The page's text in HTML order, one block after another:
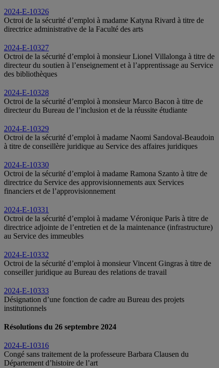
2024-E-10326
Octroi de la sécurité d’emploi à madame Katyna Rivard à titre de
directrice administrative de la Faculté des arts
2024-E-10327
Octroi de la sécurité d’emploi à monsieur Lionel Villalonga à titre de
directeur du soutien à l’enseignement et à l’apprentissage au Service
des bibliothèques
2024-E-10328
Octroi de la sécurité d’emploi à monsieur Marco Bacon à titre de
directeur du Bureau de l’inclusion et de la réussite étudiante
2024-E-10329
Octroi de la sécurité d’emploi à madame Naomi Sandoval-Beaudoin
à titre de conseillère juridique au Service des affaires juridiques
2024-E-10330
Octroi de la sécurité d’emploi à madame Ramona Szanto à titre de
directrice du Service des approvisionnements aux Services
financiers et de l’approvisionnement
2024-E-10331
Octroi de la sécurité d’emploi à madame Véronique Paris à titre de
directrice adjointe de l’entretien et de la maintenance (infrastructure)
au Service des immeubles
2024-E-10332
Octroi de la sécurité d’emploi à monsieur Vincent Gingras à titre de
conseiller juridique au Bureau des relations de travail
2024-E-10333
Désignation d’une fonction de cadre au Bureau des projets
institutionnels
Résolutions du 26 septembre 2024
2024-E-10316
Congé sans traitement de la professeure Barbara Clausen du
Département d’histoire de l’art